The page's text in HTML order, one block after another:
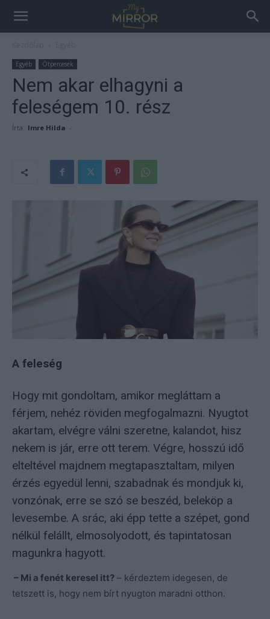
Egyéb Ötpercesek
Nem akar elhagyni a
feleségem 10. rész
Írta: Imre Hilda -
A feleség
Hogy mit gondoltam, amikor megláttam a
férjem, nehéz röviden megfogalmazni. Nyugtot
akartam, elvégre válni szeretne, kalandot, hisz
nekem is jár, erre ott terem. Végre, hosszú idő
elteltével majdnem megtapasztaltam, milyen
érzés egyedül lenni, szabadnak és mondjuk ki,
vonzónak, erre se szó se beszéd, beleköp a
levesembe. A srác, aki épp tette a szépet, gond
nélkül felállt, elmosolyodott, és tapintatosan
magunkra hagyott.
– Mi a fenét keresel itt? – kérdeztem idegesen, de
tetszett is, hogy nem bírt nyugton maradni otthon.